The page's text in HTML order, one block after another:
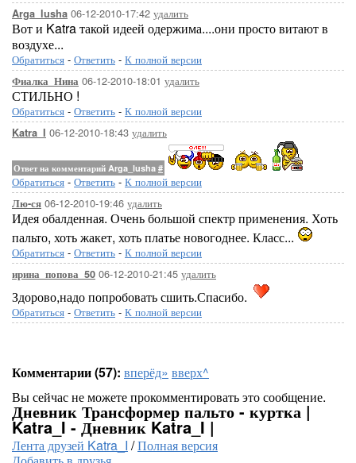
Arga_lusha 06-12-2010-17:42 удалить
Вот и Katra такой идеей одержима....они просто витают в
воздухе...
Обратиться - Ответить - К полной версии
Фиалка_Нина 06-12-2010-18:01 удалить
СТИЛЬНО !
Обратиться - Ответить - К полной версии
Katra_I 06-12-2010-18:43 удалить
Ответ на комментарий Arga_lusha #
Обратиться - Ответить - К полной версии
Лю-ся 06-12-2010-19:46 удалить
Идея обалденная. Очень большой спектр применения. Хоть
пальто, хоть жакет, хоть платье новогоднее. Класс...
Обратиться - Ответить - К полной версии
ирина_попова_50 06-12-2010-21:45 удалить
Здорово,надо попробовать сшить.Спасибо.
Обратиться - Ответить - К полной версии
Комментарии (57): вперёд» вверх^
Вы сейчас не можете прокомментировать это сообщение.
Дневник Трансформер пальто - куртка |
Katra_I - Дневник Katra_I |
Лента друзей Katra_I /Полная версия